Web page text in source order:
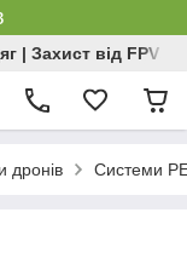
| Захист від FPV |
дронів Системи